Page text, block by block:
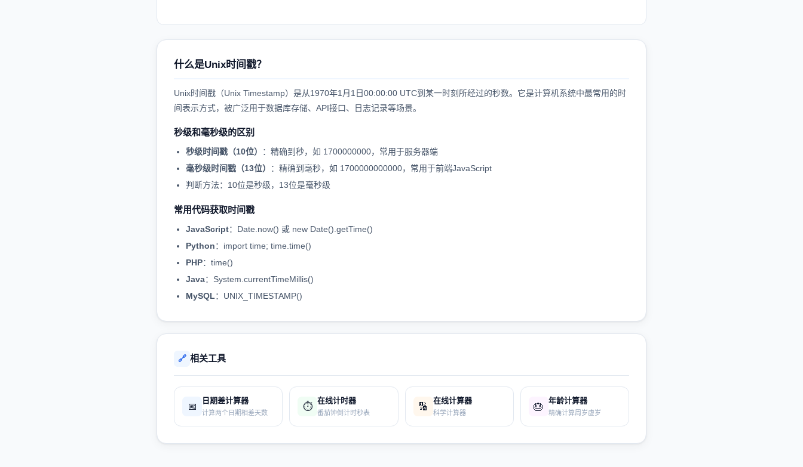
什么是Unix时间戳？
Unix时间戳（Unix Timestamp）是从1970年1月1日00:00:00 UTC到某一时刻所经过的秒数。它是计算机系统中最常用的时
间表示方式，被广泛用于数据库存储、API接口、日志记录等场景。
秒级和毫秒级的区别
秒级时间戳（10位）
：精确到秒，如 1700000000，常用于服务器端
毫秒级时间戳（13位）
：精确到毫秒，如 1700000000000，常用于前端JavaScript
判断方法：10位是秒级，13位是毫秒级
常用代码获取时间戳
JavaScript：Date.now() 或 new Date().getTime()
Python：import time; time.time()
PHP：time()
Java：System.currentTimeMillis()
MySQL：UNIX_TIMESTAMP()
🔗 相关工具
📅
日期差计算器
计算两个日期相差天数
⏱️
在线计时器
番茄钟倒计时秒表
🔢
在线计算器
科学计算器
🎂
年龄计算器
精确计算周岁虚岁